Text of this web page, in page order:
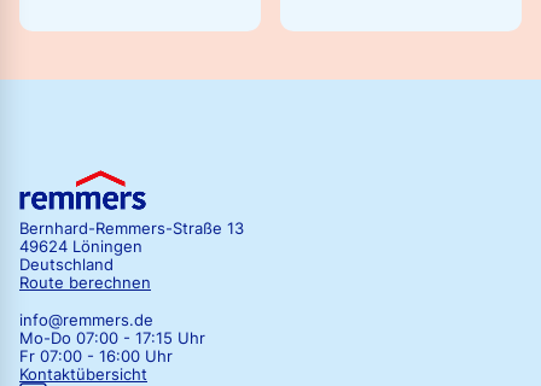
Bernhard-Remmers-Straße 13
49624 Löningen
Deutschland
Route berechnen
info@remmers.de
Mo-Do 07:00 - 17:15 Uhr
Fr 07:00 - 16:00 Uhr
Kontaktübersicht